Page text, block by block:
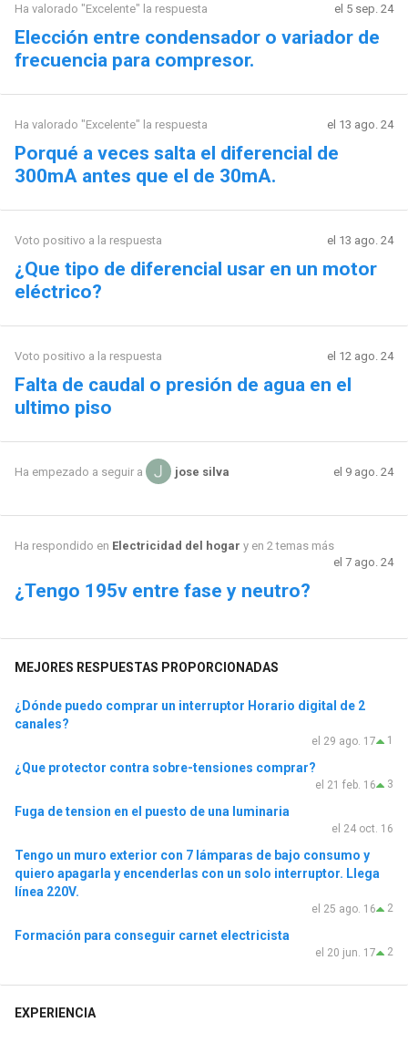
Ha valorado "Excelente" la respuesta el 5 sep. 24
Elección entre condensador o variador de
frecuencia para compresor.
Ha valorado "Excelente" la respuesta el 13 ago. 24
Porqué a veces salta el diferencial de
300mA antes que el de 30mA.
Voto positivo a la respuesta el 13 ago. 24
¿Que tipo de diferencial usar en un motor
eléctrico?
Voto positivo a la respuesta el 12 ago. 24
Falta de caudal o presión de agua en el
ultimo piso
Ha empezado a seguir a jose silva el 9 ago. 24
Ha respondido en Electricidad del hogar y en 2 temas más
el 7 ago. 24
¿Tengo 195v entre fase y neutro?
MEJORES RESPUESTAS PROPORCIONADAS
¿Dónde puedo comprar un interruptor Horario digital de 2
canales?
1
el 29 ago. 17
¿Que protector contra sobre-tensiones comprar?
3
el 21 feb. 16
Fuga de tension en el puesto de una luminaria
el 24 oct. 16
Tengo un muro exterior con 7 lámparas de bajo consumo y
quiero apagarla y encenderlas con un solo interruptor. Llega
línea 220V.
2
el 25 ago. 16
Formación para conseguir carnet electricista
2
el 20 jun. 17
EXPERIENCIA